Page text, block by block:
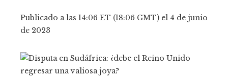
Publicado a las 14:06 ET (18:06 GMT) el 4 de junio
de 2023